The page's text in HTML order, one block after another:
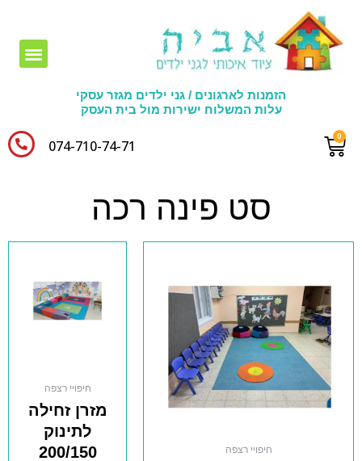
הזמנות לארגונים / גני ילדים מגזר עסקי
עלות המשלוח ישירות מול בית העסק
074-710-74-71​
סט פינה רכה
חיפויי רצפה
חיפויי רצפה
מזרן זחילה
לתינוק
200/150